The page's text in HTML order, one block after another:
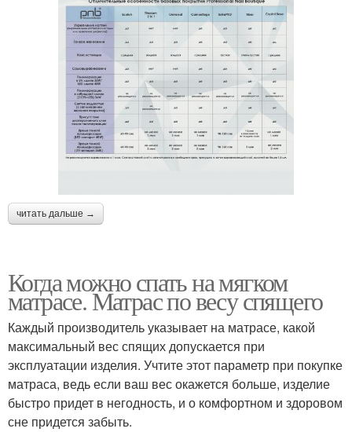
читать дальше →
Когда можно спать на мягком
матрасе. Матрас по весу спящего
Каждый производитель указывает на матрасе, какой
максимальный вес спящих допускается при
эксплуатации изделия. Учтите этот параметр при покупке
матраса, ведь если ваш вес окажется больше, изделие
быстро придет в негодность, и о комфортном и здоровом
сне придется забыть.